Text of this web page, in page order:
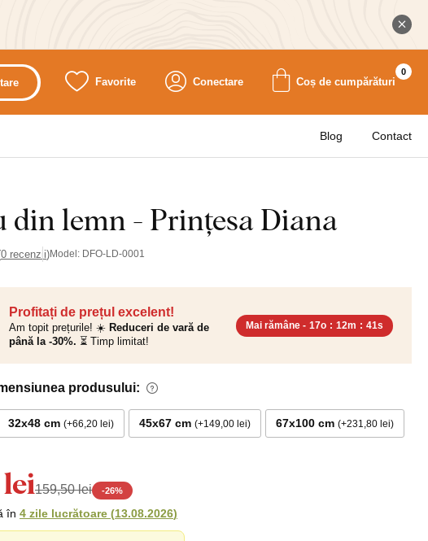
Favorite Conectare Coș de cumpărături
0
Blog Contact
din lemn - Prințesa Diana
0 recenzii)Model: DFO-LD-0001
Profitați de prețul excelent!
Am topit prețurile! ☀️ Reduceri de vară de
până la -30%. ⏳ Timp limitat!
Mai rămâne - 17o : 12m : 40s
produsului:
32x48 cm +66,20 lei 45x67 cm +149,00 lei 67x100 cm +231,80 lei
lei159,50 lei -26%
în 4 zile lucrătoare (13.08.2026)